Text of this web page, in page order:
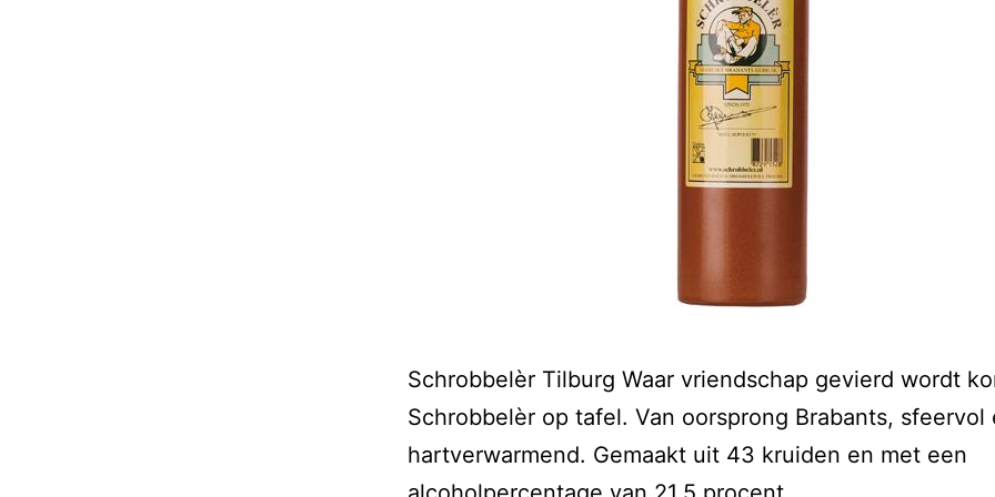
Schrobbelèr Tilburg Waar vriendschap gevierd wordt
Schrobbelèr op tafel. Van oorsprong Brabants, sfeervol
hartverwarmend. Gemaakt uit 43 kruiden en met een